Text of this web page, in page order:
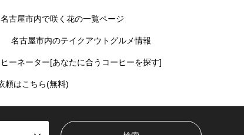
名古屋市内で咲く花の一覧ページ
名古屋市内のテイクアウトグルメ情報
ーネーター[あなたに合うコーヒーを探す]
頼はこちら(無料)